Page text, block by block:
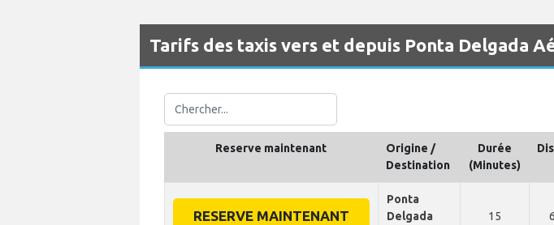
Tarifs des taxis vers et depuis Ponta Delgada
Reserve maintenant
Origine /
Destination
Durée
(Minutes)
RESERVE MAINTENANT
Ponta
Delgada
15